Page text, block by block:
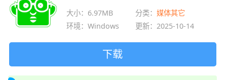
大小：6.97MB 分类：媒体其它
环境：Windows
更新：2025-10-14
下载